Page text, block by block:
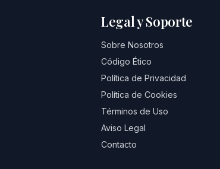
Legal y Soporte
Sobre Nosotros
Código Ético
Política de Privacidad
Política de Cookies
Términos de Uso
Aviso Legal
Contacto